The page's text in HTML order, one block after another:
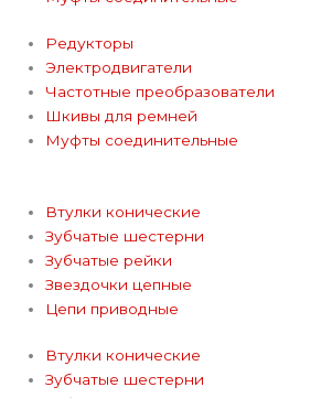
r
a
m
Редукторы
Электродвигатели
Частотные преобразователи
Шкивы для ремней
Муфты соединительные
Втулки конические
Зубчатые шестерни
Зубчатые рейки
Звездочки цепные
Цепи приводные
Втулки конические
Зубчатые шестерни